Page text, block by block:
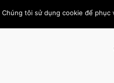
LIÊN HỆ THÀNH VIÊN
Chúng tôi sử dụng cookie để